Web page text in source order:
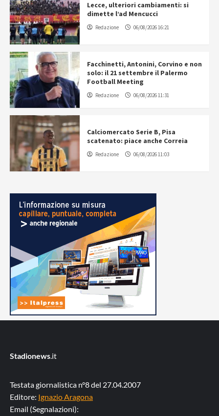
Lecce, ulteriori cambiamenti: si
dimette l’ad Mencucci
Redazione 06/08/2026 16:21
Facchinetti, Antonini, Corvino e non
solo: il 21 settembre il Palermo
Football Meeting
Redazione 06/08/2026 11:31
Calciomercato Serie B, Pisa
scatenato: piace anche Correia
Redazione 06/08/2026 11:03
Stadionews.it
Testata giornalistica n°8 del 27.04.2007
Editore: Ignazio Aragona
Email (Segnalazioni):